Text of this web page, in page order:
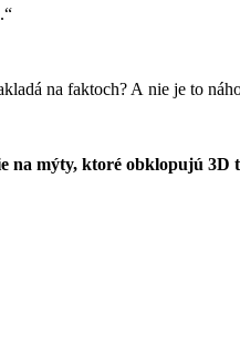
na faktoch? A nie je to
na mýty, ktoré obklopujú 3D